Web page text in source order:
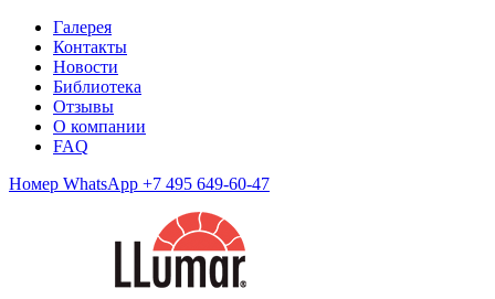
Галерея
Контакты
Новости
Библиотека
Отзывы
О компании
FAQ
Номер WhatsApp +7 495 649-60-47